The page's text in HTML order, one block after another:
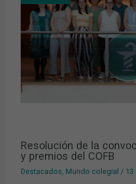
Resolución de la
y premios del COFB
Destacados Mundo colegial / 13